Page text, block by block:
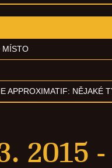
MÍSTO
APPROXIMATIF: NĚJAKÉ
2015